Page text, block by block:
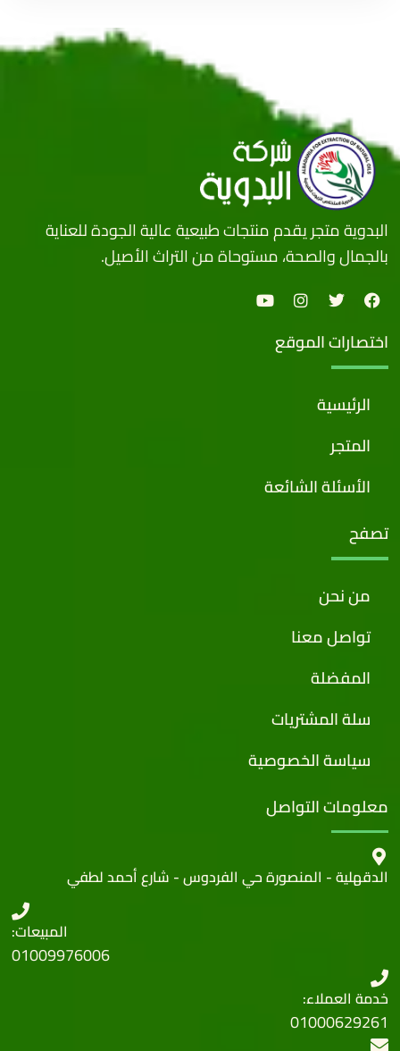
البدوية متجر يقدم منتجات طبيعية عالية الجودة للعناية
بالجمال والصحة، مستوحاة من التراث الأصيل.
اختصارات الموقع
الرئيسية
المتجر
الأسئلة الشائعة
تصفح
من نحن
تواصل معنا
المفضلة
سلة المشتريات
سياسة الخصوصية
معلومات التواصل
الدقهلية - المنصورة حي الفردوس - شارع أحمد لطفي
المبيعات:
01009976006
خدمة العملاء:
01000629261